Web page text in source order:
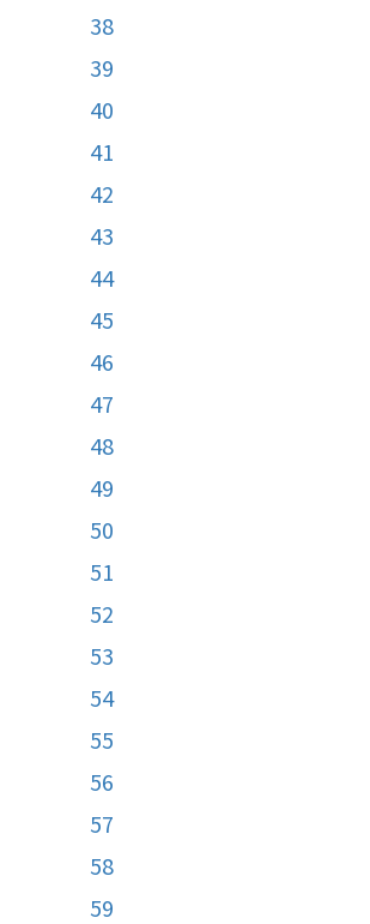
38
39
40
41
42
43
44
45
46
47
48
49
50
51
52
53
54
55
56
57
58
59